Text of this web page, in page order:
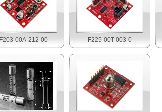
F203-00A-212-00 F225-00T-003-0